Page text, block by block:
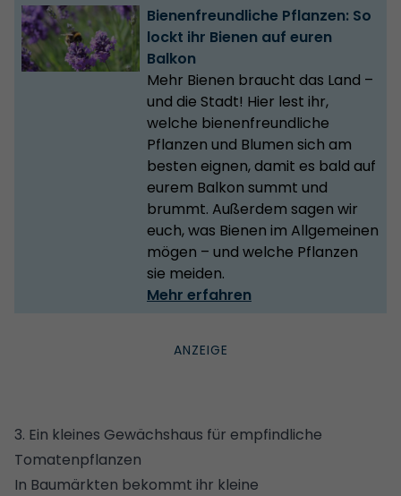
Bienenfreundliche Pflanzen: So
lockt ihr Bienen auf euren
Balkon
Mehr Bienen braucht das Land –
und die Stadt! Hier lest ihr,
welche bienenfreundliche
Pflanzen und Blumen sich am
besten eignen, damit es bald auf
eurem Balkon summt und
brummt. Außerdem sagen wir
euch, was Bienen im Allgemeinen
mögen – und welche Pflanzen
sie meiden.
Mehr erfahren
3. Ein kleines Gewächshaus für empfindliche
Tomatenpflanzen
In Baumärkten bekommt ihr kleine